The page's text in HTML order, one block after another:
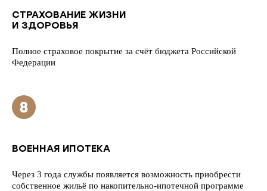
СТРАХОВАНИЕ ЖИЗНИ
И ЗДОРОВЬЯ
Полное страховое покрытие за счёт бюджета Российской
Федерации
ВОЕННАЯ ИПОТЕКА
Через 3 года службы появляется возможность приобрести
собственное жильё по накопительно-ипотечной программе